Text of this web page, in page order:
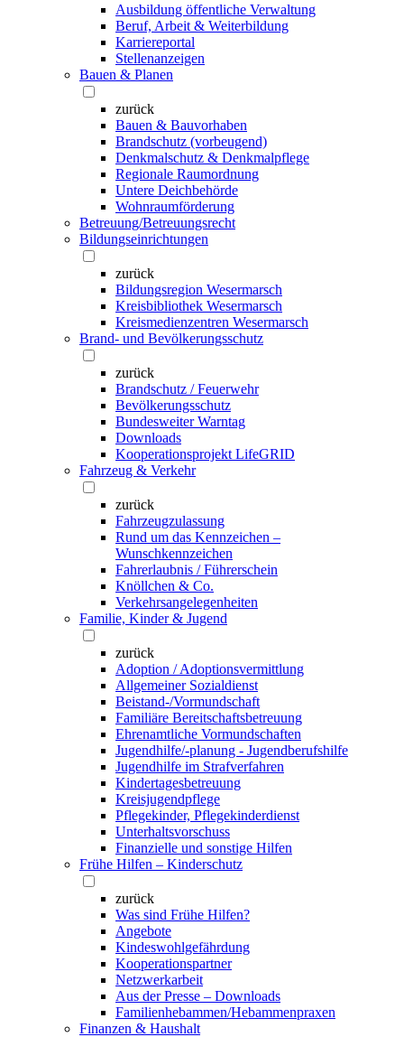
Ausbildung öffentliche Verwaltung
Beruf, Arbeit & Weiterbildung
Karriereportal
Stellenanzeigen
Bauen & Planen
zurück
Bauen & Bauvorhaben
Brandschutz (vorbeugend)
Denkmalschutz & Denkmalpflege
Regionale Raumordnung
Untere Deichbehörde
Wohnraumförderung
Betreuung/Betreuungsrecht
Bildungseinrichtungen
zurück
Bildungsregion Wesermarsch
Kreisbibliothek Wesermarsch
Kreismedienzentren Wesermarsch
Brand- und Bevölkerungsschutz
zurück
Brandschutz / Feuerwehr
Bevölkerungsschutz
Bundesweiter Warntag
Downloads
Kooperationsprojekt LifeGRID
Fahrzeug & Verkehr
zurück
Fahrzeugzulassung
Rund um das Kennzeichen –
Wunschkennzeichen
Fahrerlaubnis / Führerschein
Knöllchen & Co.
Verkehrsangelegenheiten
Familie, Kinder & Jugend
zurück
Adoption / Adoptionsvermittlung
Allgemeiner Sozialdienst
Beistand-/Vormundschaft
Familiäre Bereitschaftsbetreuung
Ehrenamtliche Vormundschaften
Jugendhilfe/-planung - Jugendberufshilfe
Jugendhilfe im Strafverfahren
Kindertagesbetreuung
Kreisjugendpflege
Pflegekinder, Pflegekinderdienst
Unterhaltsvorschuss
Finanzielle und sonstige Hilfen
Frühe Hilfen – Kinderschutz
zurück
Was sind Frühe Hilfen?
Angebote
Kindeswohlgefährdung
Kooperationspartner
Netzwerkarbeit
Aus der Presse – Downloads
Familienhebammen/Hebammenpraxen
Finanzen & Haushalt